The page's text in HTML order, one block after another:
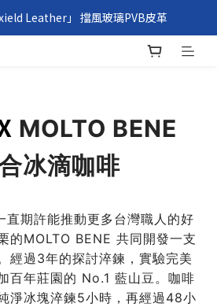
Leather」 擋風玻璃PVB皮革
Leather」 擋風玻璃PVB皮革
免運，其他地區NT$5,000NT免運
MOLTO BENE
冰滴咖啡
直期許能推動更多台灣職人的好
的MOLTO BENE 共同開發一支
經過3年的探討淬鍊，實驗完美
百年莊園的 No.1 藍山豆。咖啡
淨冰塊淬鍊5小時，再經過48小